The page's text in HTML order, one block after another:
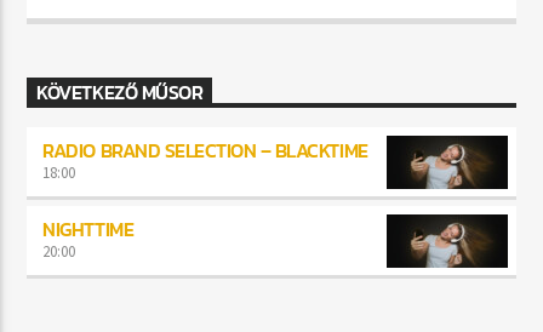
KÖVETKEZŐ MŰSOR
RADIO BRAND SELECTION – BLACKTIME
18:00
NIGHTTIME
20:00